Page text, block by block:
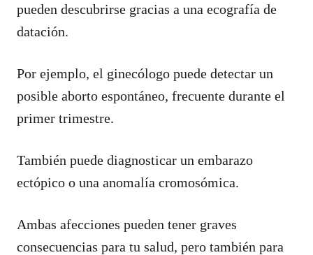
pueden descubrirse gracias a una ecografía de
datación.
Por ejemplo, el ginecólogo puede detectar un
posible aborto espontáneo, frecuente durante el
primer trimestre.
También puede diagnosticar un embarazo
ectópico o una anomalía cromosómica.
Ambas afecciones pueden tener graves
consecuencias para tu salud, pero también para